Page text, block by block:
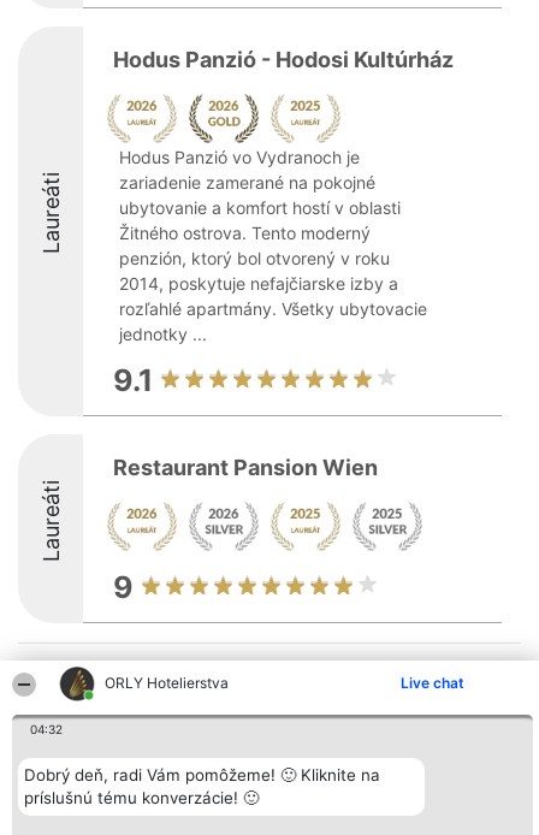
ORLY Hotelierstva Live chat
04:32
Dobrý deň, radi Vám pomôžeme! 🙂 Kliknite na
príslušnú tému konverzácie! 🙂
Laureáti
Hodus Panzió - Hodosi Kultúrház
Hodus Panzió vo Vydranoch je
zariadenie zamerané na pokojné
ubytovanie a komfort hostí v oblasti
Žitného ostrova. Tento moderný
penzión, ktorý bol otvorený v roku
2014, poskytuje nefajčiarske izby a
rozľahlé apartmány. Všetky ubytovacie
jednotky ...
9.1
Laureáti
Restaurant Pansion Wien
9
Organizátor hodnotenia
Bright Side Solutions sp. z o.
ul. Ruska 22
KRS 0000749100 | Regon
381313360 | NIP 8943132676
+48 508 492 400
wszystkich
Podmienky
Obchodné
podmienky
Zásady